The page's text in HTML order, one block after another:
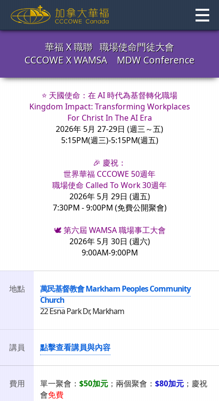
content
華福 X 職聯 職場使命門徒大會
CCCOWE X WAMSA MDW Conference
⭐️ 天國使命：在 AI 時代為基督轉化職場
Kingdom Impact: Transforming Workplaces
For Christ In The AI Era
2026年 5月 27-29日 (週三～五)
5:15PM(週三)-5:15PM(週五)
🎉 慶祝：
世界華福 CCCOWE 50週年
職場使命 Called To Work 30週年
2026年 5月 29日 (週五)
7:30PM - 9:00PM (免費公開聚會)
🕊️第六屆 WAMSA 職場事工大會
2026年 5月 30日 (週六)
9:00AM-9:00PM
地點
萬民基督教會 Markham Peoples Community
Church
22 Esna Park Dr, Markham
講員 點擊查看講員與內容
費用 單一聚會： $50加元；兩個聚會： $80加元；慶祝
會免費